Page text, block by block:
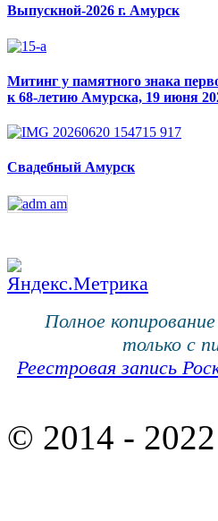
Выпускной-2026 г. Амурск
Митинг у памятного знака
к 68-летию Амурска, 19 июня
Свадебный Амурск
Полное
только с
Реестровая запись
© 2014 -